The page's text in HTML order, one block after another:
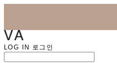
LOG IN 로그인